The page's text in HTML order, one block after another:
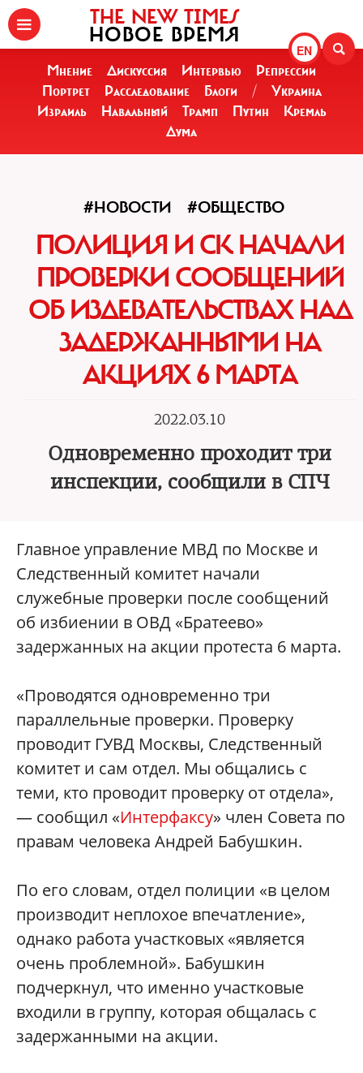
EN
THE NEW TIMES
НОВОЕ ВРЕМЯ
Мнение Дискуссия Интервью
Репрессии
Портрет
Расследование Блоги /
Украина
Израиль
Навальный Трамп Путин
Кремль
Дума
#НОВОСТИ #ОБЩЕСТВО
ПОЛИЦИЯ И СК НАЧАЛИ
ПРОВЕРКИ СООБЩЕНИЙ
ОБ ИЗДЕВАТЕЛЬСТВАХ НАД
ЗАДЕРЖАННЫМИ НА
АКЦИЯХ 6 МАРТА
2022.03.10
Одновременно проходит три
инспекции, сообщили в СПЧ
Главное управление МВД по Москве и
Следственный комитет начали
служебные проверки после сообщений
об избиении в ОВД «Братеево»
задержанных на акции протеста 6 марта.
«Проводятся одновременно три
параллельные проверки. Проверку
проводит ГУВД Москвы, Следственный
комитет и сам отдел. Мы общались с
теми, кто проводит проверку от отдела»,
— сообщил «Интерфаксу» член Совета по
правам человека Андрей Бабушкин.
По его словам, отдел полиции «в целом
производит неплохое впечатление»,
однако работа участковых «является
очень проблемной». Бабушкин
подчеркнул, что именно участковые
входили в группу, которая общалась с
задержанными на акции.